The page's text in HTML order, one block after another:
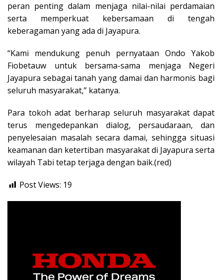
peran penting dalam menjaga nilai-nilai perdamaian
serta memperkuat kebersamaan di tengah
keberagaman yang ada di Jayapura.
“Kami mendukung penuh pernyataan Ondo Yakob
Fiobetauw untuk bersama-sama menjaga Negeri
Jayapura sebagai tanah yang damai dan harmonis bagi
seluruh masyarakat,” katanya.
Para tokoh adat berharap seluruh masyarakat dapat
terus mengedepankan dialog, persaudaraan, dan
penyelesaian masalah secara damai, sehingga situasi
keamanan dan ketertiban masyarakat di Jayapura serta
wilayah Tabi tetap terjaga dengan baik.(red)
Post Views: 19